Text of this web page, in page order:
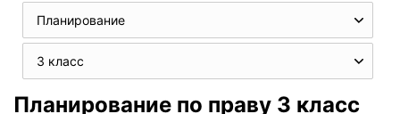
Планирование
3 класс
Планирование по праву 3 класс